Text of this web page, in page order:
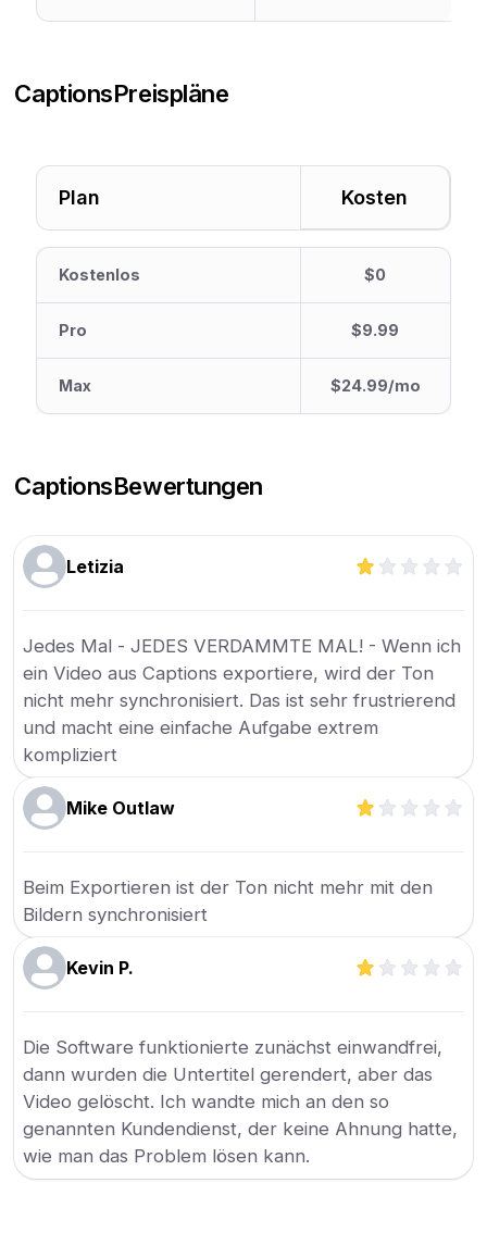
CaptionsPreispläne
Plan Kosten
Kostenlos $0
Pro $9.99
Max $24.99/mo
CaptionsBewertungen
Letizia
Jedes Mal - JEDES VERDAMMTE MAL! - Wenn ich
ein Video aus Captions exportiere, wird der Ton
nicht mehr synchronisiert. Das ist sehr frustrierend
und macht eine einfache Aufgabe extrem
kompliziert
Mike Outlaw
Beim Exportieren ist der Ton nicht mehr mit den
Bildern synchronisiert
Kevin P.
Die Software funktionierte zunächst einwandfrei,
dann wurden die Untertitel gerendert, aber das
Video gelöscht. Ich wandte mich an den so
genannten Kundendienst, der keine Ahnung hatte,
wie man das Problem lösen kann.